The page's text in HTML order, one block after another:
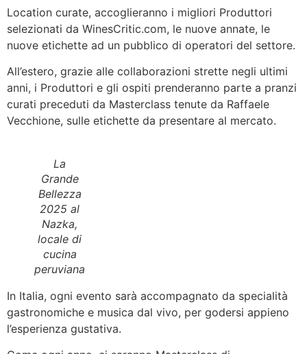
Location curate, accoglieranno i migliori Produttori
selezionati da WinesCritic.com, le nuove annate, le
nuove etichette ad un pubblico di operatori del settore.
All’estero, grazie alle collaborazioni strette negli ultimi
anni, i Produttori e gli ospiti prenderanno parte a pranzi
curati preceduti da Masterclass tenute da Raffaele
Vecchione, sulle etichette da presentare al mercato.
La
Grande
Bellezza
2025 al
Nazka,
locale di
cucina
peruviana
In Italia, ogni evento sarà accompagnato da specialità
gastronomiche e musica dal vivo, per godersi appieno
l’esperienza gustativa.